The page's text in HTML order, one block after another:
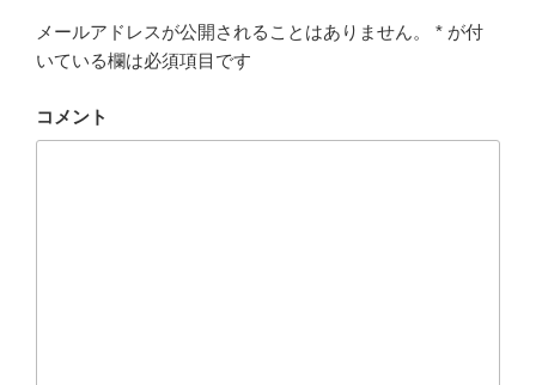
メールアドレスが公開されることはありません。 * が付
いている欄は必須項目です
コメント